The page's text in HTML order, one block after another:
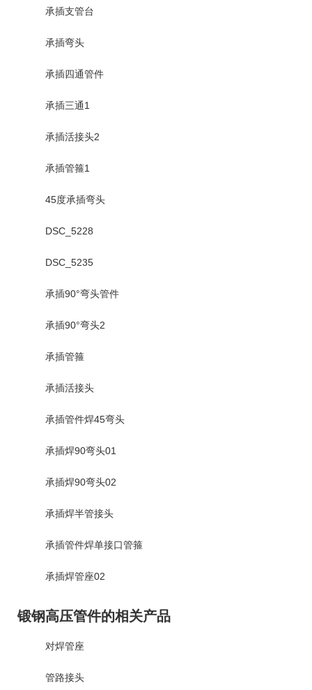
承插支管台
承插弯头
承插四通管件
承插三通1
承插活接头2
承插管箍1
45度承插弯头
DSC_5228
DSC_5235
承插90°弯头管件
承插90°弯头2
承插管箍
承插活接头
承插管件焊45弯头
承插焊90弯头01
承插焊90弯头02
承插焊半管接头
承插管件焊单接口管箍
承插焊管座02
锻钢高压管件的相关产品
对焊管座
管路接头